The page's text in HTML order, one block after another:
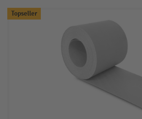
Topseller